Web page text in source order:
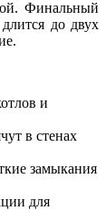
Финальный
до двух
и
в стенах
замыкания
для